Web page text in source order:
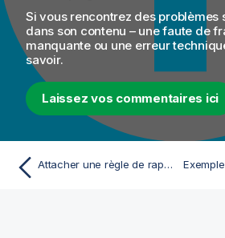
Si vous rencontrez des problèmes
dans son contenu – une faute de
manquante ou une erreur
savoir.
Laissez vos commentaires ici
Attacher une règle de rapprochement à un modèle de données